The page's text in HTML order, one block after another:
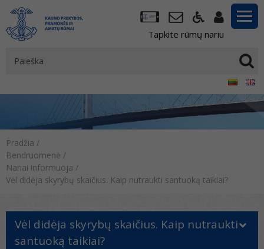
Tapkite rūmų nariu
Pradžia /
Bendruomenė /
Nariai informuoja /
Vėl didėja skyrybų skaičius. Kaip nutraukti santuoką taikiai?
Vėl didėja skyrybų skaičius. Kaip nutraukti
santuoką taikiai?